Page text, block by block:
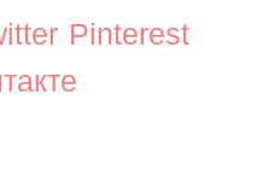
Pinterest